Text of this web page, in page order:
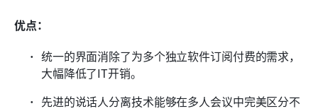
优点：
统一的界面消除了为多个独立软件订阅付费的需求，
大幅降低了IT开销。
先进的说话人分离技术能够在多人会议中完美区分不